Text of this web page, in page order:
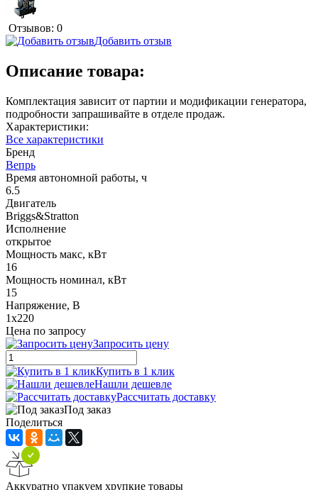
Отзывов: 0
Добавить отзыв
Описание товара:
Комплектация зависит от партии и модификации генератора,
подробности запрашивайте в отделе продаж.
Характеристики:
Все характеристики
Бренд
Вепрь
Время автономной работы, ч
6.5
Двигатель
Briggs&Stratton
Исполнение
открытое
Мощность макс, кВт
16
Мощность номинал, кВт
15
Напряжение, В
1x220
Цена по запросу
Запросить цену
Купить в 1 клик
Нашли дешевле
Рассчитать доставку
Под заказ
Поделиться
Аккуратно упакуем хрупкие товары